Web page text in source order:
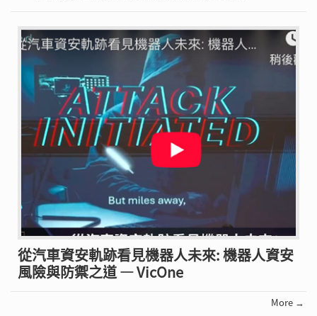
從汽車資安軌跡看見機器人未來: 機器人資安
風險與防禦之道 — VicOne
More →